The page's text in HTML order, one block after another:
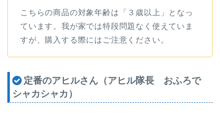
こちらの商品の対象年齢は「３歳以上」となっ
ています。我が家では特段問題なく使えていま
すが、購入する際にはご注意ください。
定番のアヒルさん（アヒル隊長 おふろで
シャカシャカ）